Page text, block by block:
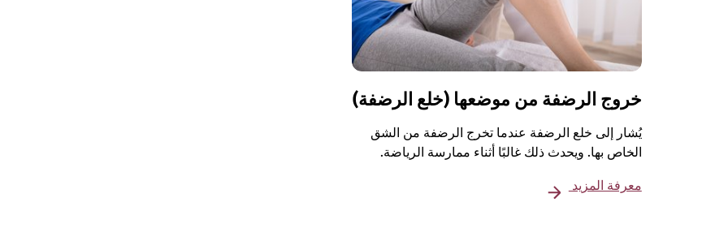
خروج الرضفة من موضعها (خلع الرضفة)
يُشار إلى خلع الرضفة عندما تخرج الرضفة من الشق
الخاص بها. ويحدث ذلك غالبًا أثناء ممارسة الرياضة.
معرفة المزيد